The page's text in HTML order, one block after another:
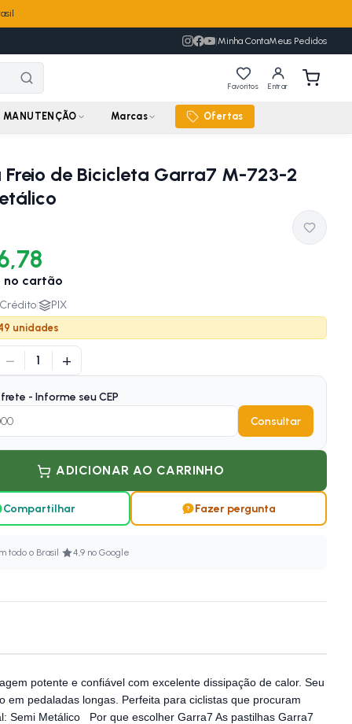
|Minha ContaMeus Pedidos
Favoritos Entrar
MANUTENÇÃO Marcas Ofertas
Freio de Bicicleta Garra7 M-723-2
no cartão
| PIX
unidades
− 1 +
- Informe seu CEP
Consultar
ADICIONAR AO CARRINHO
Compartilhar Fazer pergunta
todo o Brasil · 4,9 no Google
potente e confiável com excelente dissipação de calor. Seu
pedaladas longas. Perfeita para ciclistas que procuram
Semi Metálico Por que escolher Garra7 As pastilhas Garra7